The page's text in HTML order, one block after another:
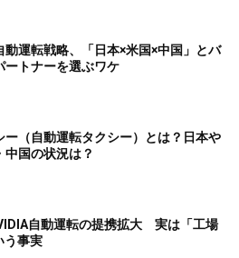
動運転戦略、「日本×米国×中国」とバ
ートナーを選ぶワケ
ー（自動運転タクシー）とは？日本や
中国の状況は？
自動運転の提携拡大 実は「工場
う事実